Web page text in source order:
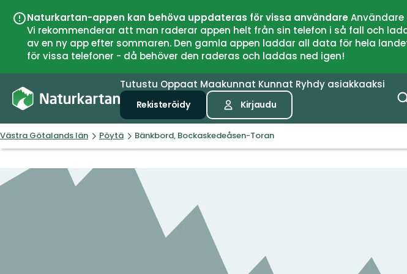
Naturkartan-appen kan behöva uppdateras för vissa användare
Vi rekommenderar att man raderar appen helt från sin telefon i så fall och
av en ny app efter sommaren. Den gamla appen laddar all data för hela
för vissa telefoner - då behöver den raderas och laddas ned igen!
Tutustu Oppaat Maakunnat Kunnat Ryhdy asiakkaaksi
Rekisteröidy Kirjaudu
Västra Götalands län Pöytä Bänkbord, Bockaskedeåsen-Toran